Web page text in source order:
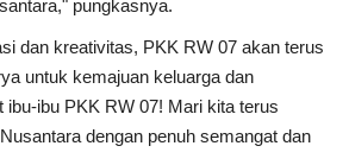
pungkasnya.
dan kreativitas, PKK RW 07 akan terus
untuk kemajuan keluarga dan
ibu-ibu PKK RW 07! Mari kita terus
dengan penuh semangat dan